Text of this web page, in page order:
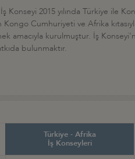
2015 yılında Türkiye ile
Cumhuriyeti ve Afrika
amacıyla kurulmuştur. İş
bulunmaktır.
Türkiye - Afrika
İş Konseyleri